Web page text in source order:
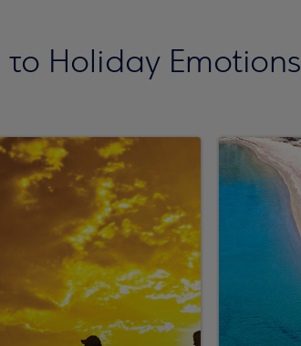
Holiday Emotions